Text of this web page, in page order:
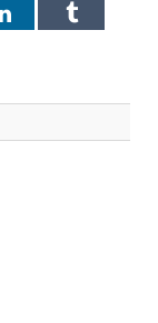
LinkedInTumblr